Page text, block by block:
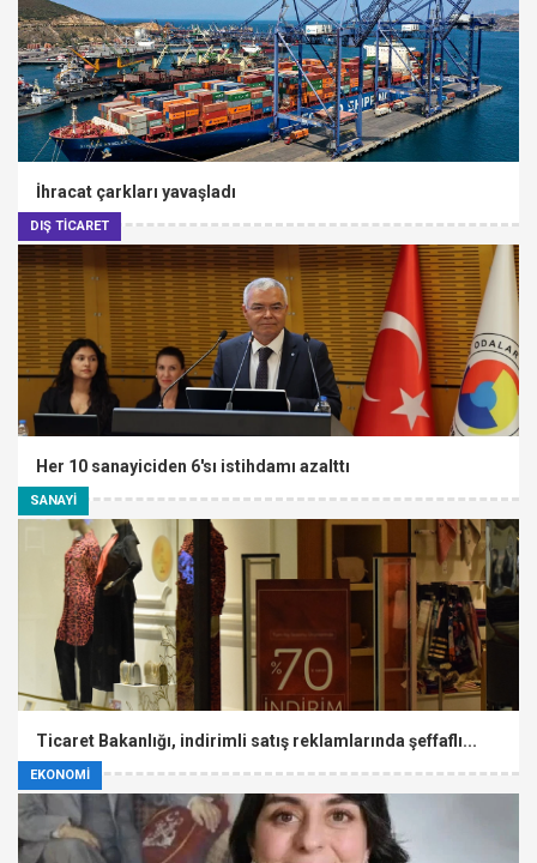
DIŞ TİCARET
İhracat çarkları yavaşladı
SANAYİ
Her 10 sanayiciden 6'sı istihdamı azalttı
EKONOMİ
Ticaret Bakanlığı, indirimli satış reklamlarında şeffaflı...